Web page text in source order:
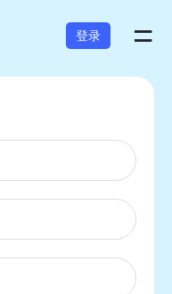
登录 =